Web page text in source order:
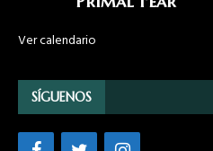
Ver calendario
SÍGUENOS